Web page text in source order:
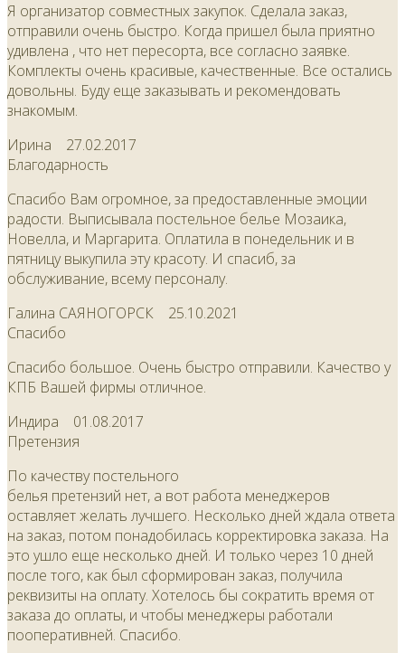
Я организатор совместных закупок. Сделала заказ,
отправили очень быстро. Когда пришел была приятно
удивлена , что нет пересорта, все согласно заявке.
Комплекты очень красивые, качественные. Все остались
довольны. Буду еще заказывать и рекомендовать
знакомым.
Ирина 27.02.2017
Благодарность
Спасибо Вам огромное, за предоставленные эмоции
радости. Выписывала постельное белье Мозаика,
Новелла, и Маргарита. Оплатила в понедельник и в
пятницу выкупила эту красоту. И спасиб, за
обслуживание, всему персоналу.
Галина САЯНОГОРСК 25.10.2021
Спасибо
Спасибо большое. Очень быстро отправили. Качество у
КПБ Вашей фирмы отличное.
Индира 01.08.2017
Претензия
По качеству постельного
белья претензий нет, а вот работа менеджеров
оставляет желать лучшего. Несколько дней ждала ответа
на заказ, потом понадобилась корректировка заказа. На
это ушло еще несколько дней. И только через 10 дней
после того, как был сформирован заказ, получила
реквизиты на оплату. Хотелось бы сократить время от
заказа до оплаты, и чтобы менеджеры работали
пооперативней. Спасибо.